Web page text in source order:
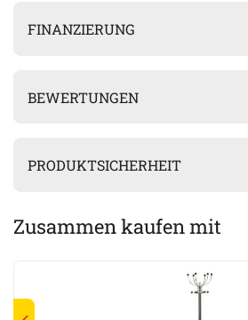
FINANZIERUNG
BEWERTUNGEN
PRODUKTSICHERHEIT
Zusammen kaufen mit